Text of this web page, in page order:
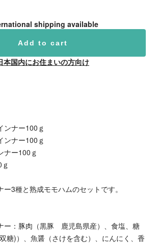
shipping available
Add to cart
本国内にお住まいの方向け
ンナー100ｇ
ンナー100ｇ
ナー100ｇ
ー3種と熟成モモハムのセットです。
ー：豚肉（黒豚 鹿児島県産）、食塩、糖
糖)）、魚醤（さけを含む）、にんにく、香